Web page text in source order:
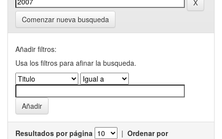
Comenzar nueva busqueda
Añadir filtros:
Usa los filtros para afinar la busqueda.
Resultados por página | Ordenar por